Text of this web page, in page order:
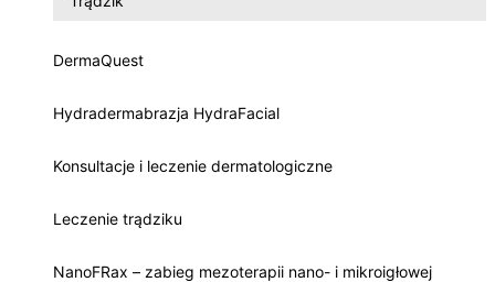
DermaQuest
Hydradermabrazja HydraFacial
Konsultacje i leczenie dermatologiczne
Leczenie trądziku
NanoFRax – zabieg mezoterapii nano- i mikroigłowej